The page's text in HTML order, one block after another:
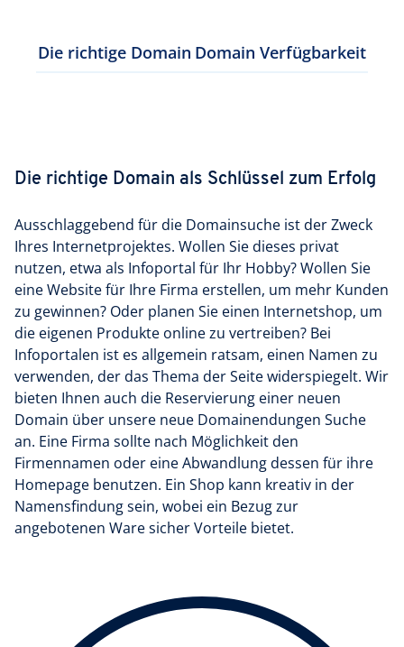
Die richtige Domain Domain Verfügbarkeit
Die richtige Domain als Schlüssel zum Erfolg
Ausschlaggebend für die Domainsuche ist der Zweck
Ihres Internetprojektes. Wollen Sie dieses privat
nutzen, etwa als Infoportal für Ihr Hobby? Wollen Sie
eine Website für Ihre Firma erstellen, um mehr Kunden
zu gewinnen? Oder planen Sie einen Internetshop, um
die eigenen Produkte online zu vertreiben? Bei
Infoportalen ist es allgemein ratsam, einen Namen zu
verwenden, der das Thema der Seite widerspiegelt. Wir
bieten Ihnen auch die Reservierung einer neuen
Domain über unsere neue Domainendungen Suche
an. Eine Firma sollte nach Möglichkeit den
Firmennamen oder eine Abwandlung dessen für ihre
Homepage benutzen. Ein Shop kann kreativ in der
Namensfindung sein, wobei ein Bezug zur
angebotenen Ware sicher Vorteile bietet.